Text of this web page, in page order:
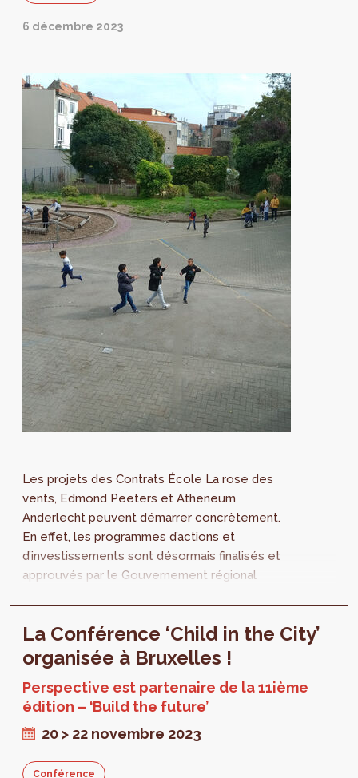
6 décembre 2023
Les projets des Contrats École La rose des
vents, Edmond Peeters et Atheneum
Anderlecht peuvent démarrer concrètement.
En effet, les programmes d’actions et
d’investissements sont désormais finalisés et
approuvés par le Gouvernement régional
La Conférence ‘Child in the City’
organisée à Bruxelles !
Perspective est partenaire de la 11ième
édition – ‘Build the future’
20 > 22 novembre 2023
Conférence